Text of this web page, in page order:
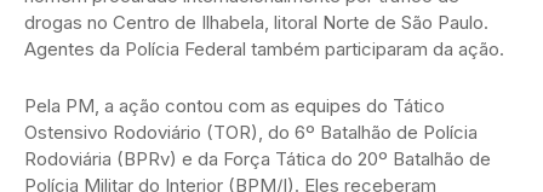
drogas no Centro de Ilhabela, litoral Norte de São Paulo.
Agentes da Polícia Federal também participaram da ação.
Pela PM, a ação contou com as equipes do Tático
Ostensivo Rodoviário (TOR), do 6º Batalhão de Polícia
Rodoviária (BPRv) e da Força Tática do 20º Batalhão de
Polícia Militar do Interior (BPM/I). Eles receberam